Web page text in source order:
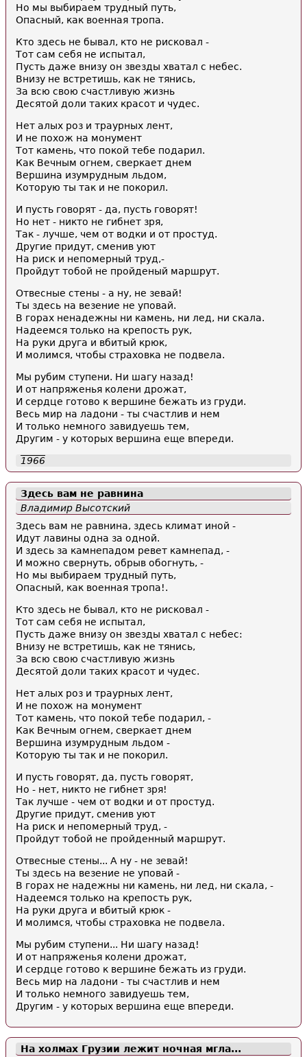
Но мы выбираем трудный путь,
Опасный, как военная тропа.
Кто здесь не бывал, кто не рисковал -
Тот сам себя не испытал,
Пусть даже внизу он звезды хватал с небес.
Внизу не встретишь, как не тянись,
За всю свою счастливую жизнь
Десятой доли таких красот и чудес.
Нет алых роз и траурных лент,
И не похож на монумент
Тот камень, что покой тебе подарил.
Как Вечным огнем, сверкает днем
Вершина изумрудным льдом,
Которую ты так и не покорил.
И пусть говорят - да, пусть говорят!
Но нет - никто не гибнет зря,
Так - лучше, чем от водки и от простуд.
Другие придут, сменив уют
На риск и непомерный труд,-
Пройдут тобой не пройденый маршрут.
Отвесные стены - а ну, не зевай!
Ты здесь на везение не уповай.
В горах ненадежны ни камень, ни лед, ни скала.
Надеемся только на крепость рук,
На руки друга и вбитый крюк,
И молимся, чтобы страховка не подвела.
Мы рубим ступени. Ни шагу назад!
И от напряженья колени дрожат,
И сердце готово к вершине бежать из груди.
Весь мир на ладони - ты счастлив и нем
И только немного завидуешь тем,
Другим - у которых вершина еще впереди.
1966
Здесь вам не равнина
Владимир Высотский
Здесь вам не равнина, здесь климат иной -
Идут лавины одна за одной.
И здесь за камнепадом ревет камнепад, -
И можно свернуть, обрыв обогнуть, -
Но мы выбираем трудный путь,
Опасный, как военная тропа!.
Кто здесь не бывал, кто не рисковал -
Тот сам себя не испытал,
Пусть даже внизу он звезды хватал с небес:
Внизу не встретишь, как не тянись,
За всю свою счастливую жизнь
Десятой доли таких красот и чудес.
Нет алых роз и траурных лент,
И не похож на монумент
Тот камень, что покой тебе подарил, -
Как Вечным огнем, сверкает днем
Вершина изумрудным льдом -
Которую ты так и не покорил.
И пусть говорят, да, пусть говорят,
Но - нет, никто не гибнет зря!
Так лучше - чем от водки и от простуд.
Другие придут, сменив уют
На риск и непомерный труд, -
Пройдут тобой не пройденный маршрут.
Отвесные стены... А ну - не зевай!
Ты здесь на везение не уповай -
В горах не надежны ни камень, ни лед, ни скала, -
Надеемся только на крепость рук,
На руки друга и вбитый крюк -
И молимся, чтобы страховка не подвела.
Мы рубим ступени... Ни шагу назад!
И от напряженья колени дрожат,
И сердце готово к вершине бежать из груди.
Весь мир на ладони - ты счастлив и нем
И только немного завидуешь тем,
Другим - у которых вершина еще впереди.
На холмах Грузии лежит ночная мгла...